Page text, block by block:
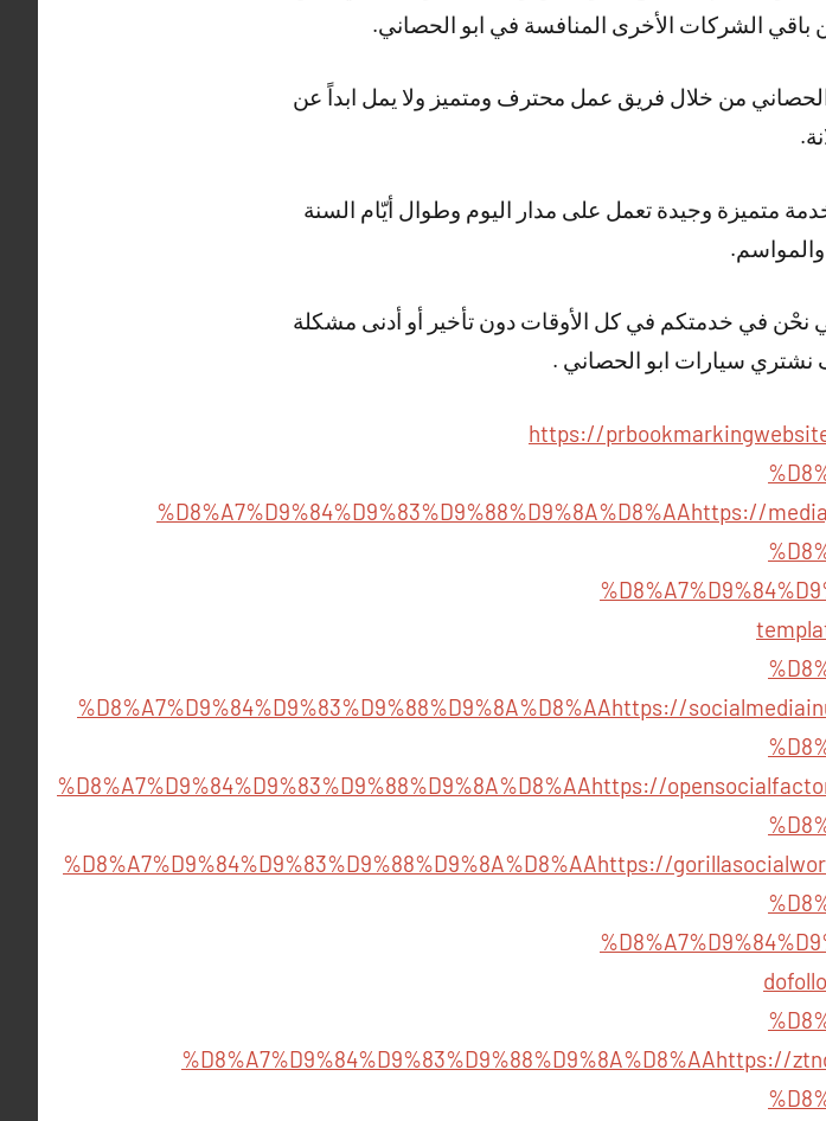
من خلال فريق عمل محترف ومتميز ولا يمل ابداً عن
متميزة وجيدة تعمل على مدار اليوم وطوال أيّام السنة
والمواسم.
نحْن في خدمتكم في كل الأوقات دون تأخير أو أدنى مشكلة
نشتري سيارات ابو الحصاني .
https://
%D8%A7%D9%84%D9%83%D9%88%D9%8A%D8%AAhttps://
%D8%A7%D9%84%D9%83%D9%88%D9%8A%D8%AAhttps://
%D8%A7%D9%84%D9%83%D9%88%D9%8A%D8%AAhttps://
%D8%A7%D9%84%D9%83%D9%88%D9%8A%D8%AAhttps://
%D8%A7%D9%84%D9%83%D9%88%D9%8A%D8%AAhttps://